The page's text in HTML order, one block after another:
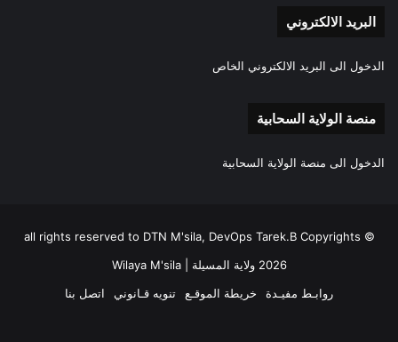
البريد الالكتروني
الدخول الى البريد الالكتروني الخاص
منصة الولاية السحابية
الدخول الى منصة الولاية السحابية
all rights reserved to DTN M'sila, DevOps Tarek.B Copyrights ©
2026 ولاية المسيلة | Wilaya M'sila
روابـط مفيـدة
خريطة الموقـع تنويه قـانوني اتصل بنا